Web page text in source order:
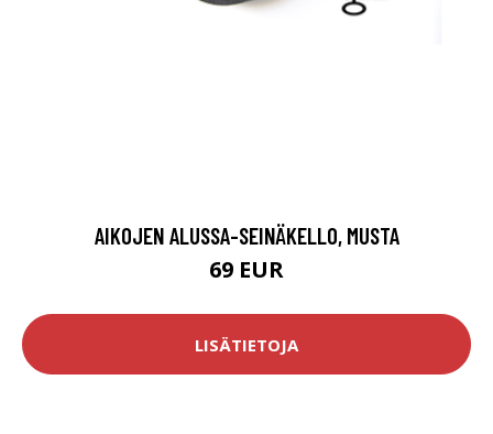
AIKOJEN ALUSSA-SEINÄKELLO, MUSTA
69 EUR
LISÄTIETOJA